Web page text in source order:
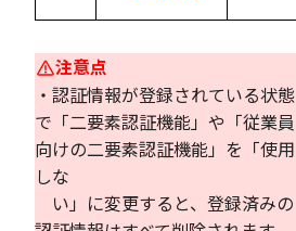
注意点
・認証情報が登録されている状態
で「二要素認証機能」や「従業員
向けの二要素認証機能」を「使用
しな
い」に変更すると、登録済みの